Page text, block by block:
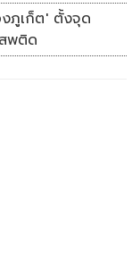
ภูเก็ต' ตั้งจุด
พติด